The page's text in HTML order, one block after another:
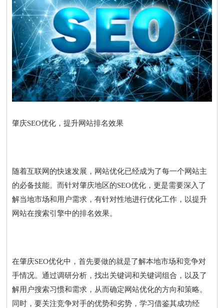
肇庆SEO优化，提升网站排名效果
随着互联网的快速发展，网站优化已经成为了每一个网站主
的必备技能。而针对肇庆地区的SEO优化，更是需要深入了
解当地市场和用户需求，有针对性地进行优化工作，以提升
网站在搜索引擎中的排名效果。
在肇庆SEO优化中，首先要做的就是了解本地市场和竞争对
手情况。通过调研分析，找出关键词和关键词组合，以及了
解用户搜索习惯和需求，从而确定网站优化的方向和策略。
同时，要关注竞争对手的优势和劣势，学习借鉴其成功经